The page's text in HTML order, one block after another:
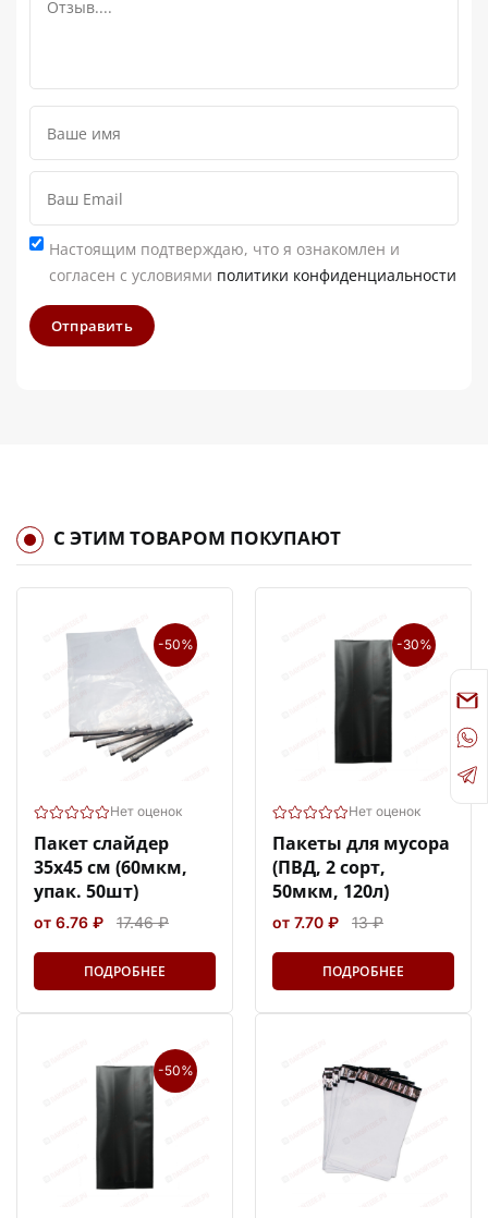
Настоящим подтверждаю, что я ознакомлен и
согласен с условиями политики конфиденциальности
Отправить
С ЭТИМ ТОВАРОМ ПОКУПАЮТ
-50%
Нет оценок
Пакет слайдер
35х45 см (60мкм,
упак. 50шт)
от 6.76 ₽ 17.46 ₽
ПОДРОБНЕЕ
-30%
Нет оценок
Пакеты для мусора
(ПВД, 2 сорт,
50мкм, 120л)
от 7.70 ₽ 13 ₽
ПОДРОБНЕЕ
-50%